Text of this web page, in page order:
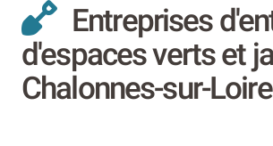
Entreprises
d'espaces verts et
Chalonnes-sur-